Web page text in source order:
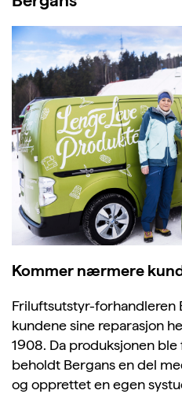
Kommer nærmere
Friluftsutstyr-forhandleren
kundene sine reparasjon
1908. Da produksjonen
beholdt Bergans en del
og opprettet en egen